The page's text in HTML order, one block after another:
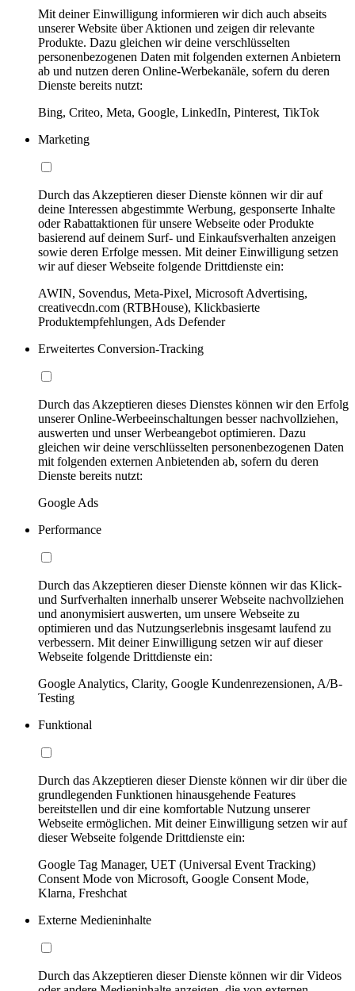
Mit deiner Einwilligung informieren wir dich auch abseits
unserer Website über Aktionen und zeigen dir relevante
Produkte. Dazu gleichen wir deine verschlüsselten
personenbezogenen Daten mit folgenden externen Anbietern
ab und nutzen deren Online-Werbekanäle, sofern du deren
Dienste bereits nutzt:
Bing, Criteo, Meta, Google, LinkedIn, Pinterest, TikTok
Marketing
Durch das Akzeptieren dieser Dienste können wir dir auf
deine Interessen abgestimmte Werbung, gesponserte Inhalte
oder Rabattaktionen für unsere Webseite oder Produkte
basierend auf deinem Surf- und Einkaufsverhalten anzeigen
sowie deren Erfolge messen. Mit deiner Einwilligung setzen
wir auf dieser Webseite folgende Drittdienste ein:
AWIN, Sovendus, Meta-Pixel, Microsoft Advertising,
creativecdn.com (RTBHouse), Klickbasierte
Produktempfehlungen, Ads Defender
Erweitertes Conversion-Tracking
Durch das Akzeptieren dieses Dienstes können wir den Erfolg
unserer Online-Werbeeinschaltungen besser nachvollziehen,
auswerten und unser Werbeangebot optimieren. Dazu
gleichen wir deine verschlüsselten personenbezogenen Daten
mit folgenden externen Anbietenden ab, sofern du deren
Dienste bereits nutzt:
Google Ads
Performance
Durch das Akzeptieren dieser Dienste können wir das Klick-
und Surfverhalten innerhalb unserer Webseite nachvollziehen
und anonymisiert auswerten, um unsere Webseite zu
optimieren und das Nutzungserlebnis insgesamt laufend zu
verbessern. Mit deiner Einwilligung setzen wir auf dieser
Webseite folgende Drittdienste ein:
Google Analytics, Clarity, Google Kundenrezensionen, A/B-
Testing
Funktional
Durch das Akzeptieren dieser Dienste können wir dir über die
grundlegenden Funktionen hinausgehende Features
bereitstellen und dir eine komfortable Nutzung unserer
Webseite ermöglichen. Mit deiner Einwilligung setzen wir auf
dieser Webseite folgende Drittdienste ein:
Google Tag Manager, UET (Universal Event Tracking)
Consent Mode von Microsoft, Google Consent Mode,
Klarna, Freshchat
Externe Medieninhalte
Durch das Akzeptieren dieser Dienste können wir dir Videos